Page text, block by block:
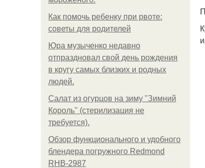
Как помочь ребенку при рвоте:
советы для родителей
Юра музыченко недавно
отпраздновал свой день рождения
в кругу самых близких и родных
людей.
Салат из огурцов на зиму "Зимний
Король" (стерилизация не
требуется).
Обзор функционального и удобного
блендера погружного Redmond
RHB-2987